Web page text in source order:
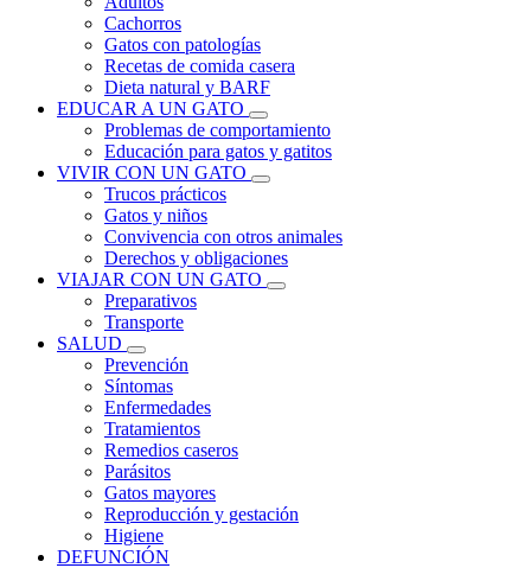
Cachorros
Gatos con patologías
Recetas de comida casera
Dieta natural y BARF
EDUCAR A UN GATO
Problemas de comportamiento
Educación para gatos y gatitos
VIVIR CON UN GATO
Trucos prácticos
Gatos y niños
Convivencia con otros animales
Derechos y obligaciones
VIAJAR CON UN GATO
Preparativos
Transporte
SALUD
Prevención
Síntomas
Enfermedades
Tratamientos
Remedios caseros
Parásitos
Gatos mayores
Reproducción y gestación
Higiene
DEFUNCIÓN